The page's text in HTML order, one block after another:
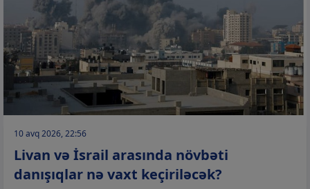
10 avq 2026, 22:56
Livan və İsrail arasında növbəti
danışıqlar nə vaxt keçiriləcək?